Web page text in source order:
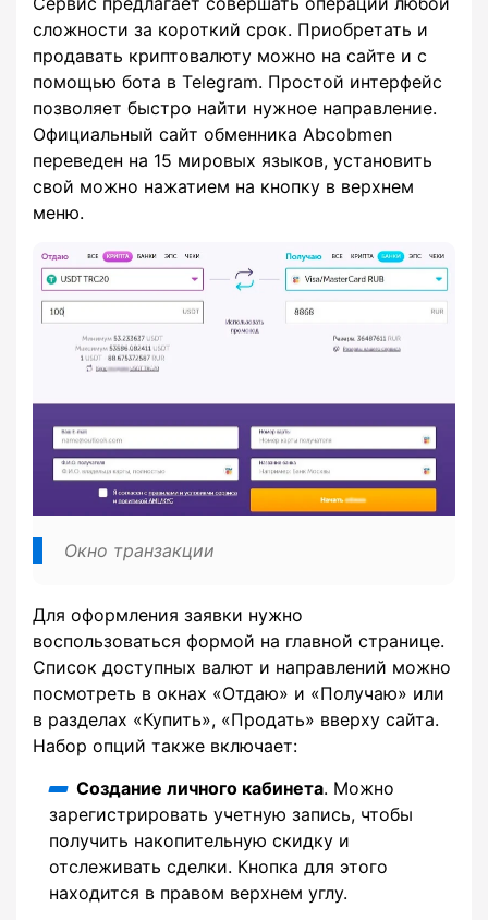
сложности за короткий срок. Приобретать и
продавать криптовалюту можно на сайте и с
помощью бота в Telegram. Простой интерфейс
позволяет быстро найти нужное направление.
Официальный сайт обменника Abcobmen
переведен на 15 мировых языков, установить
свой можно нажатием на кнопку в верхнем
меню.
Окно транзакции
Для оформления заявки нужно
воспользоваться формой на главной странице.
Список доступных валют и направлений можно
посмотреть в окнах «Отдаю» и «Получаю» или
в разделах «Купить», «Продать» вверху сайта.
Набор опций также включает:
Создание личного кабинета. Можно
зарегистрировать учетную запись, чтобы
получить накопительную скидку и
отслеживать сделки. Кнопка для этого
находится в правом верхнем углу.